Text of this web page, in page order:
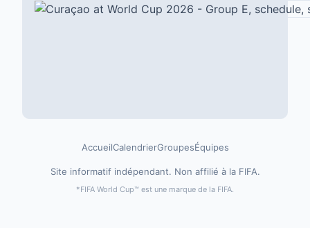
AccueilCalendrierGroupesÉquipes
Site informatif indépendant. Non affilié à la FIFA.
*FIFA World Cup™ est une marque de la FIFA.